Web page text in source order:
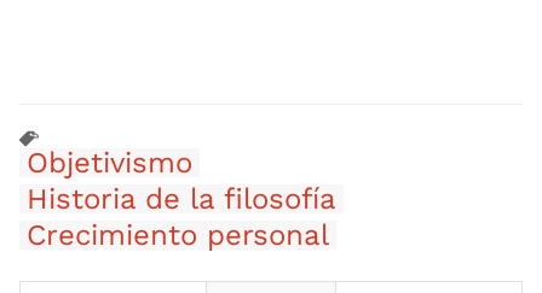
Objetivismo
Historia de la filosofía
Crecimiento personal